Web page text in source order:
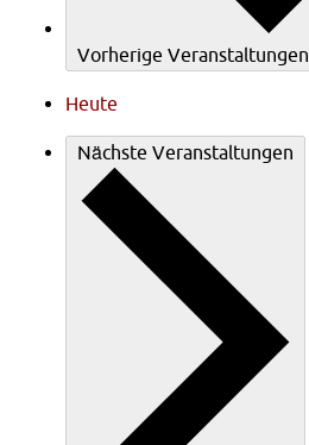
Vorherige Veranstaltungen
Heute
Nächste Veranstaltungen